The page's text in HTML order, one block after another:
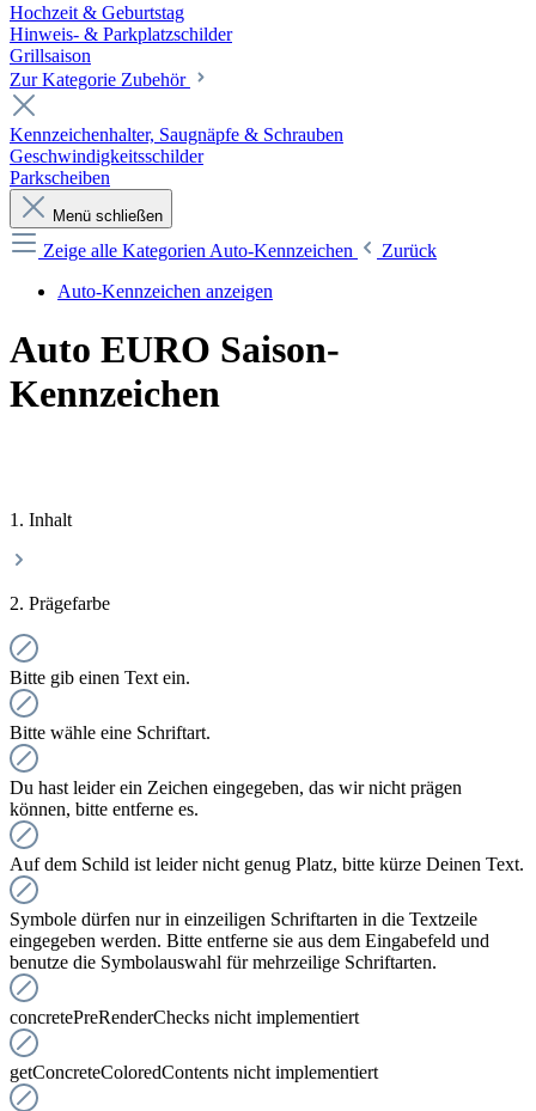
Hochzeit & Geburtstag
Hinweis- & Parkplatzschilder
Grillsaison
Zur Kategorie Zubehör
Kennzeichenhalter, Saugnäpfe & Schrauben
Geschwindigkeitsschilder
Parkscheiben
Menü schließen
Zeige alle Kategorien Auto-Kennzeichen
Zurück
Auto-Kennzeichen anzeigen
Auto EURO Saison-
Kennzeichen
1. Inhalt
2. Prägefarbe
Bitte gib einen Text ein.
Bitte wähle eine Schriftart.
Du hast leider ein Zeichen eingegeben, das wir nicht prägen
können, bitte entferne es.
Auf dem Schild ist leider nicht genug Platz, bitte kürze Deinen Text.
Symbole dürfen nur in einzeiligen Schriftarten in die Textzeile
eingegeben werden. Bitte entferne sie aus dem Eingabefeld und
benutze die Symbolauswahl für mehrzeilige Schriftarten.
concretePreRenderChecks nicht implementiert
getConcreteColoredContents nicht implementiert